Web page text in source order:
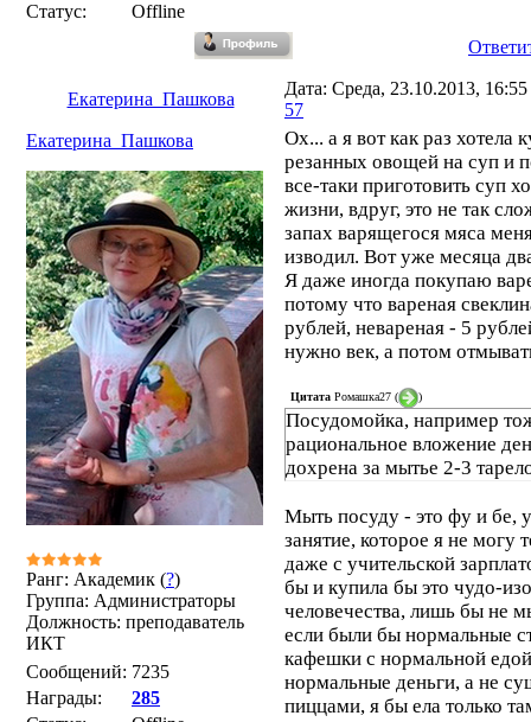
Статус:
Offline
Екатерина_Пашкова
Дата: Среда, 23.10.2013,
57
Екатерина_Пашкова
Ранг: Академик (?)
Группа: Администраторы
Должность: преподаватель
ИКТ
Сообщений: 7235
Награды:
285
Ох... а я вот как раз хотела
резанных овощей на суп и
все-таки приготовить суп
жизни, вдруг, это не так
запах варящегося мяса
изводил. Вот уже месяца
Я даже иногда покупаю
потому что вареная
рублей, невареная - 5
нужно век, а потом
Цитата Ромашка27 ( )
Посудомойка, например
рациональное вложение
дохрена за мытье 2-3
Мыть посуду - это фу и бе,
занятие, которое я не могу
даже с учительской
бы и купила бы это чудо-
человечества, лишь бы не
если были бы нормальные
кафешки с нормальной
нормальные деньги, а не
пиццами, я бы ела только